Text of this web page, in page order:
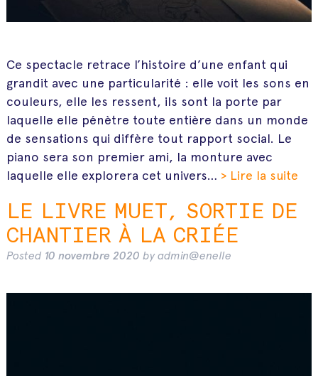
Ce spectacle retrace l’histoire d’une enfant qui
grandit avec une particularité : elle voit les sons en
couleurs, elle les ressent, ils sont la porte par
laquelle elle pénètre toute entière dans un monde
de sensations qui diffère tout rapport social. Le
piano sera son premier ami, la monture avec
laquelle elle explorera cet univers… > Lire la suite
LE LIVRE MUET, SORTIE DE
CHANTIER À LA CRIÉE
Posted 10 novembre 2020 by admin@enelle